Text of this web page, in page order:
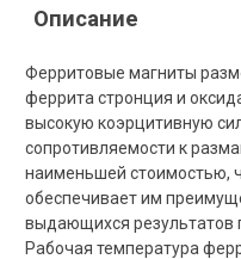
Описание
Ферритовые магниты
феррита стронция и
высокую коэрцитивную
сопротивляемости к
наименьшей стоимостью,
обеспечивает им
выдающихся результатов
Рабочая температура